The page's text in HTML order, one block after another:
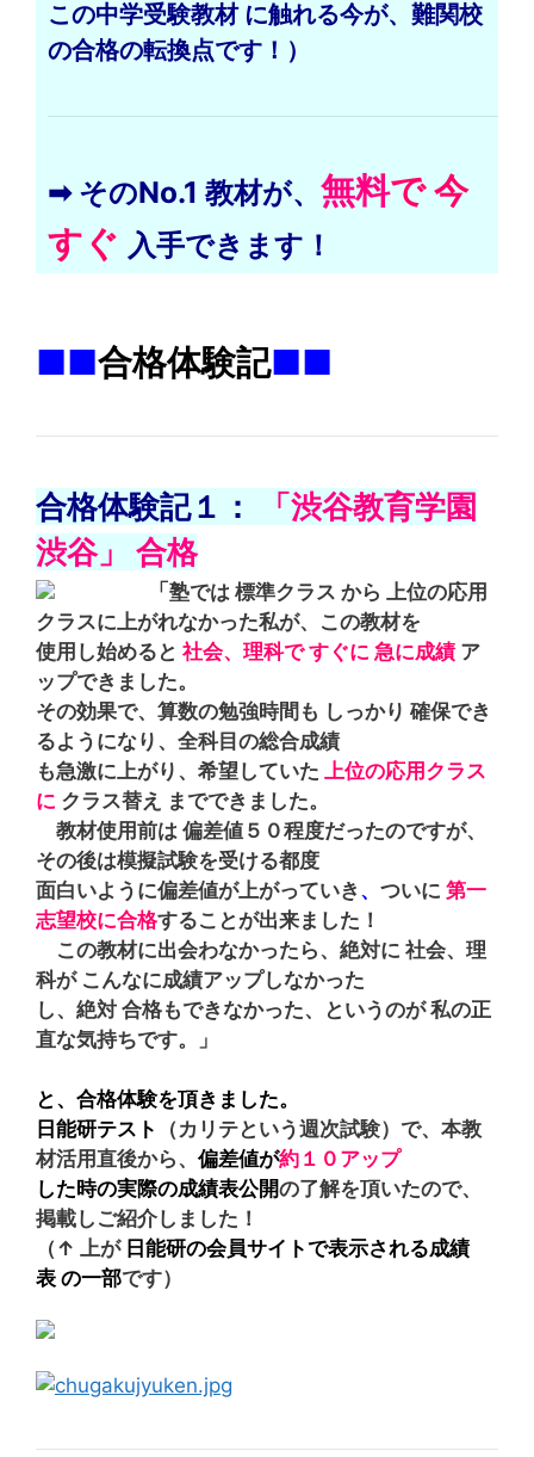
この中学受験教材 に触れる今が、 難関校
の合格の転換点です！）
➡ そのNo.1 教材が、 無料で 今
すぐ 入手できます！
■■合格体験記■■
合格体験記１：
「渋谷教育学園
渋谷」 合格
「塾では 標準クラス から 上位の応用
クラスに上がれなかった私が、 この教材を
使用し始めると 社会、理科で すぐに 急に成績 ア
ップできました。
その効果で、 算数の勉強時間も しっかり 確保でき
るようになり、全科目の総合成績
も急激に上がり、希望していた
上位の応用クラス
に クラス替え までできました。
教材使用前は 偏差値５０程度だったのですが、
その後は模擬試験を受ける都度
面白いように偏差値が上がっていき 、 ついに 第一
志望校に合格することが出来ました！
この教材に出会わなかったら、絶対に 社会、理
科が こんなに成績アップしなかった
し、絶対 合格もできなかった、というのが 私の正
直な気持ちです。」
と、合格体験を頂きました。
日能研テスト
（カリテという週次試験）で、本教
材活用直後から、 偏差値が約１０アップ
した時の実際の成績表公開の了解を頂いたので、
掲載しご紹介しました！
（↑ 上が 日能研の会員サイトで表示される成績
表 の一部です）